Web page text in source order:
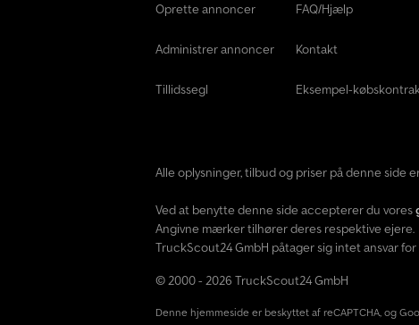
Oprette annoncer
Administrer annoncer
Tillidssegl
FAQ/Hjælp
Kontakt
Eksempel-
Alle oplysninger, tilbud og priser på denne side
Ved at benytte denne side accepterer du vores
Angivne mærker tilhører deres respektive ejere.
TruckScout24 GmbH påtager sig intet ansvar
© 2000 - 2026 TruckScout24 GmbH
Denne hjemmeside er beskyttet af reCAPTCHA, og